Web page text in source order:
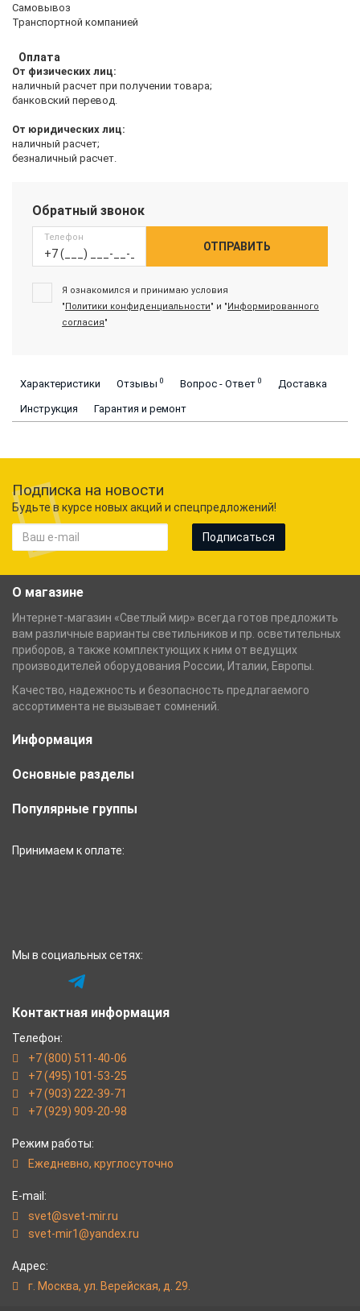
Самовывоз
Транспортной компанией
Оплата
От физических лиц:
наличный расчет при получении товара;
банковский перевод.
От юридических лиц:
наличный расчет;
безналичный расчет.
Обратный звонок
Телефон
ОТПРАВИТЬ
Я ознакомился и принимаю условия
"Политики конфиденциальности" и "Информированного
согласия"
Характеристики Отзывы 0 Вопрос - Ответ 0 Доставка
Инструкция Гарантия и ремонт
Подписка на новости
Будьте в курсе новых акций и спецпредложений!
Подписаться
О магазине
Интернет-магазин «Светлый мир» всегда готов предложить
вам различные варианты светильников и пр. осветительных
приборов, а также комплектующих к ним от ведущих
производителей оборудования России, Италии, Европы.
Качество, надежность и безопасность предлагаемого
ассортимента не вызывает сомнений.
Информация
Основные разделы
Популярные группы
Принимаем к оплате:
Мы в социальных сетях:
Контактная информация
Телефон:
+7 (800) 511-40-06
+7 (495) 101-53-25
+7 (903) 222-39-71
+7 (929) 909-20-98
Режим работы:
Eжедневно, круглосуточно
E-mail:
svet@svet-mir.ru
svet-mir1@yandex.ru
Адрес:
г. Москва, ул. Верейская, д. 29.